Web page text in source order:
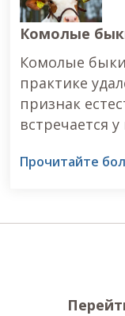
Комолые
Комолые
практике
признак
встречается
Прочитайте